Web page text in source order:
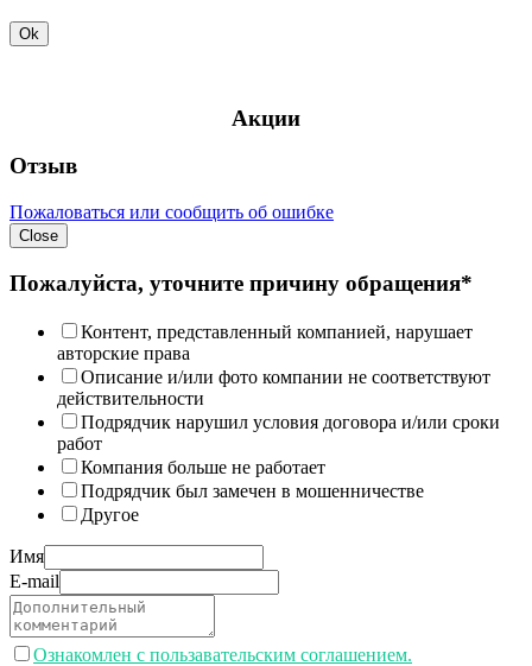
Ok
Акции
Отзыв
Пожаловаться или сообщить об ошибке
Close
Пожалуйста, уточните причину обращения*
Контент, представленный компанией, нарушает
авторские права
Описание и/или фото компании не соответствуют
действительности
Подрядчик нарушил условия договора и/или сроки
работ
Компания больше не работает
Подрядчик был замечен в мошенничестве
Другое
Имя
E-mail
Ознакомлен с пользавательским соглашением.